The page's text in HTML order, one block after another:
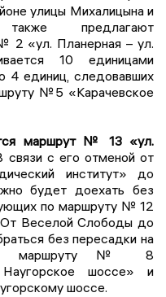
улицы Михалицына и
предлагают
2 «ул. Планерная – ул.
10 единицами
4 единиц, следовавших
№5 «Карачевское
маршрут № 13 «ул.
связи с его отменой от
институт» до
будет доехать без
по маршруту № 12
От Веселой Слободы до
без пересадки на
по маршруту № 8
шоссе» и
шоссе.